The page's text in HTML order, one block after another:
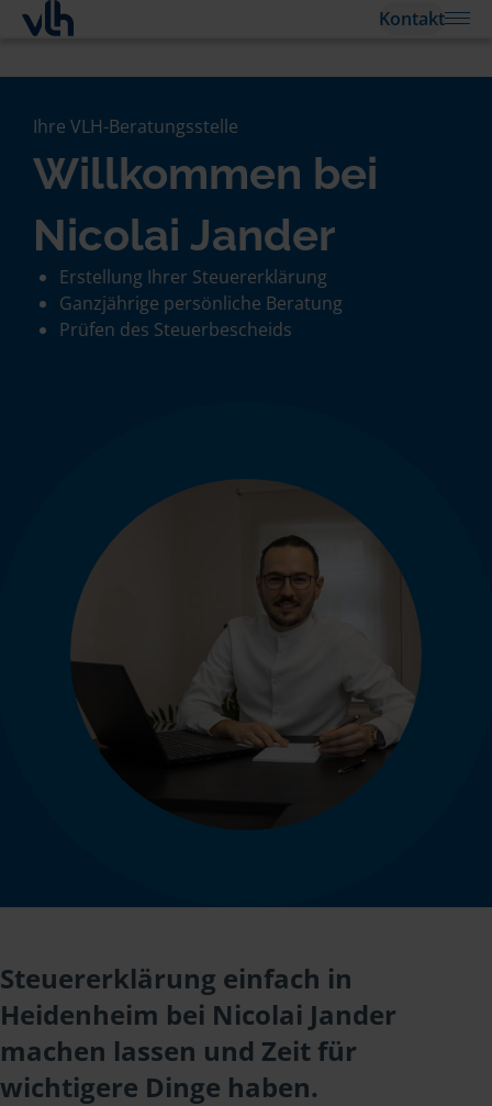
Kontakt
Ihre VLH-Beratungsstelle
Willkommen bei
Nicolai Jander
Erstellung Ihrer Steuererklärung
Ganzjährige persönliche Beratung
Prüfen des Steuerbescheids
Steuererklärung einfach in
Heidenheim bei Nicolai Jander
machen lassen und Zeit für
wichtigere Dinge haben.